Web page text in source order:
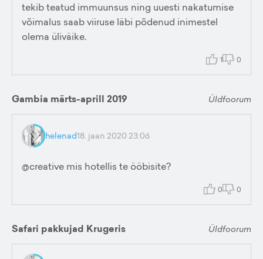
tekib teatud immuunsus ning uuesti nakatumise
võimalus saab viiruse läbi põdenud inimestel
olema üliväike.
1 0
Gambia märts-aprill 2019 Üldfoorum
helenad18. jaan 2020 23:06
@creative mis hotellis te ööbisite?
0 0
Safari pakkujad Krugeris Üldfoorum